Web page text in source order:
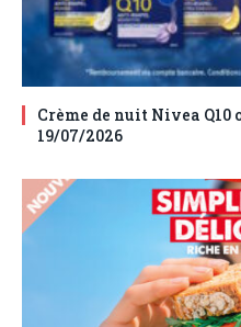
Crème de nuit Nivea Q10
19/07/2026